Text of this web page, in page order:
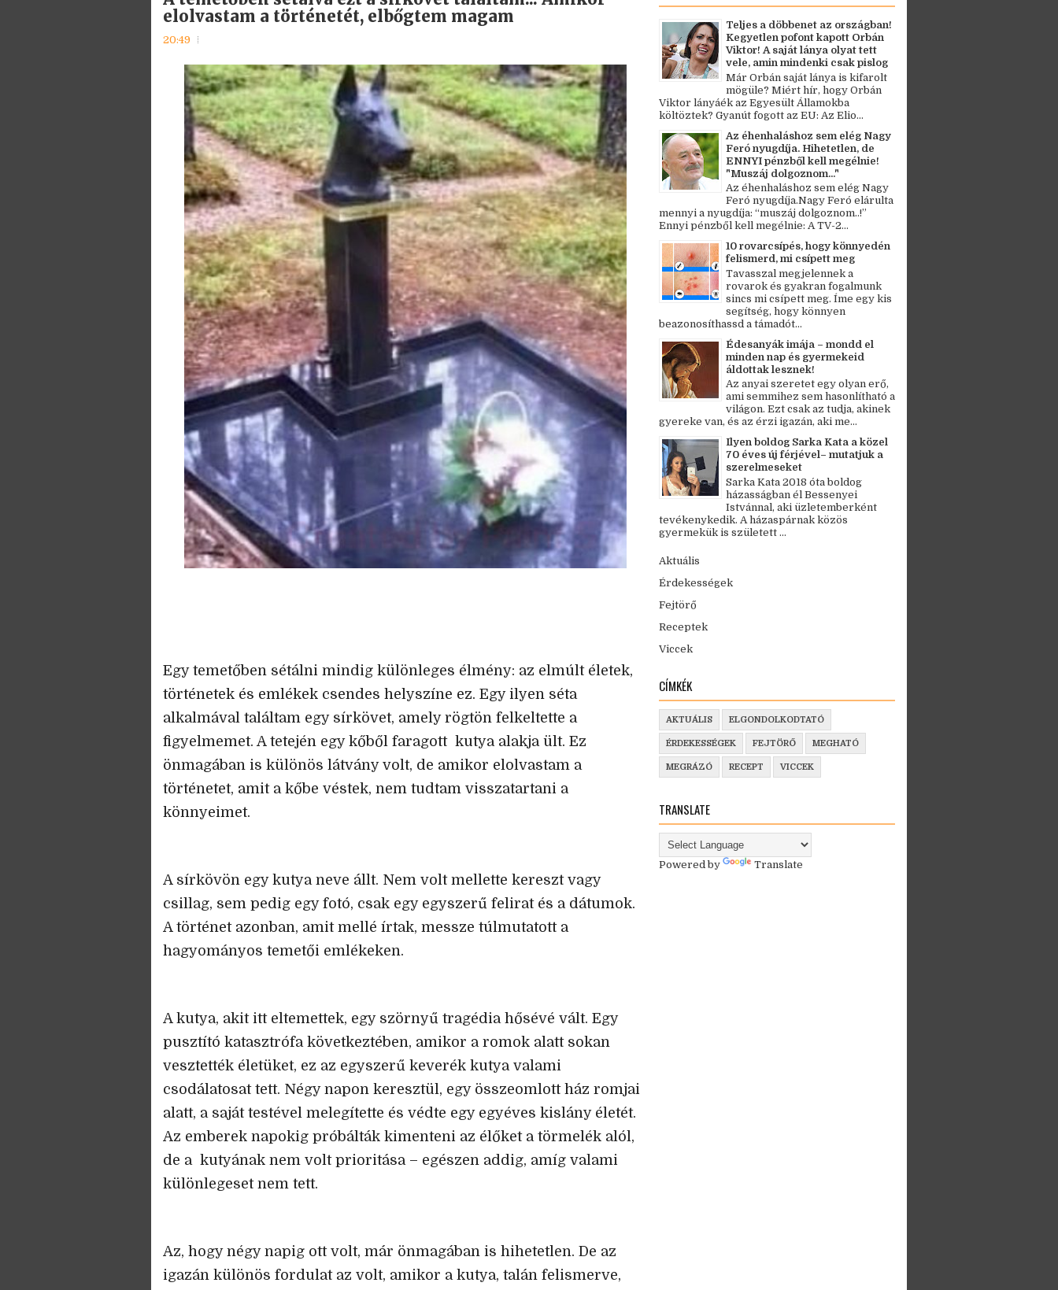
elolvastam a történetét, elbőgtem magam
20:49
Egy temetőben sétálni mindig különleges élmény: az elmúlt életek,
történetek és emlékek csendes helyszíne ez. Egy ilyen séta
alkalmával találtam egy sírkövet, amely rögtön felkeltette a
figyelmemet. A tetején egy kőből faragott kutya alakja ült. Ez
önmagában is különös látvány volt, de amikor elolvastam a
történetet, amit a kőbe véstek, nem tudtam visszatartani a
könnyeimet.
A sírkövön egy kutya neve állt. Nem volt mellette kereszt vagy
csillag, sem pedig egy fotó, csak egy egyszerű felirat és a dátumok.
A történet azonban, amit mellé írtak, messze túlmutatott a
hagyományos temetői emlékeken.
A kutya, akit itt eltemettek, egy szörnyű tragédia hősévé vált. Egy
pusztító katasztrófa következtében, amikor a romok alatt sokan
vesztették életüket, ez az egyszerű keverék kutya valami
csodálatosat tett. Négy napon keresztül, egy összeomlott ház romjai
alatt, a saját testével melegítette és védte egy egyéves kislány életét.
Az emberek napokig próbálták kimenteni az élőket a törmelék alól,
de a kutyának nem volt prioritása – egészen addig, amíg valami
különlegeset nem tett.
Az, hogy négy napig ott volt, már önmagában is hihetetlen. De az
igazán különös fordulat az volt, amikor a kutya, talán felismerve,
Teljes a döbbenet az országban!
Kegyetlen pofont kapott Orbán
Viktor! A saját lánya olyat tett
vele, amin mindenki csak pislog
Már Orbán saját lánya is kifarolt
mögüle? Miért hír, hogy Orbán
Viktor lányáék az Egyesült Államokba
költöztek? Gyanút fogott az EU: Az Elio...
Az éhenhaláshoz sem elég Nagy
Feró nyugdíja. Hihetetlen, de
ENNYI pénzből kell megélnie!
"Muszáj dolgoznom..."
Az éhenhaláshoz sem elég Nagy
Feró nyugdíja.Nagy Feró elárulta
mennyi a nyugdíja: “muszáj dolgoznom..!”
Ennyi pénzből kell megélnie: A TV-2...
10 rovarcsípés, hogy könnyedén
felismerd, mi csípett meg
Tavasszal megjelennek a
rovarok és gyakran fogalmunk
sincs mi csípett meg. Íme egy kis
segítség, hogy könnyen
beazonosíthassd a támadót...
Édesanyák imája – mondd el
minden nap és gyermekeid
áldottak lesznek!
Az anyai szeretet egy olyan erő,
ami semmihez sem hasonlítható a
világon. Ezt csak az tudja, akinek
gyereke van, és az érzi igazán, aki me...
Ilyen boldog Sarka Kata a közel
70 éves új férjével– mutatjuk a
szerelmeseket
Sarka Kata 2018 óta boldog
házasságban él Bessenyei
Istvánnal, aki üzletemberként
tevékenykedik. A házaspárnak közös
gyermekük is született ...
Aktuális
Érdekességek
Fejtörő
Receptek
Viccek
CÍMKÉK
AKTUÁLIS ELGONDOLKODTATÓ
ÉRDEKESSÉGEK FEJTÖRŐ MEGHATÓ
MEGRÁZÓ RECEPT VICCEK
TRANSLATE
Powered by Translate